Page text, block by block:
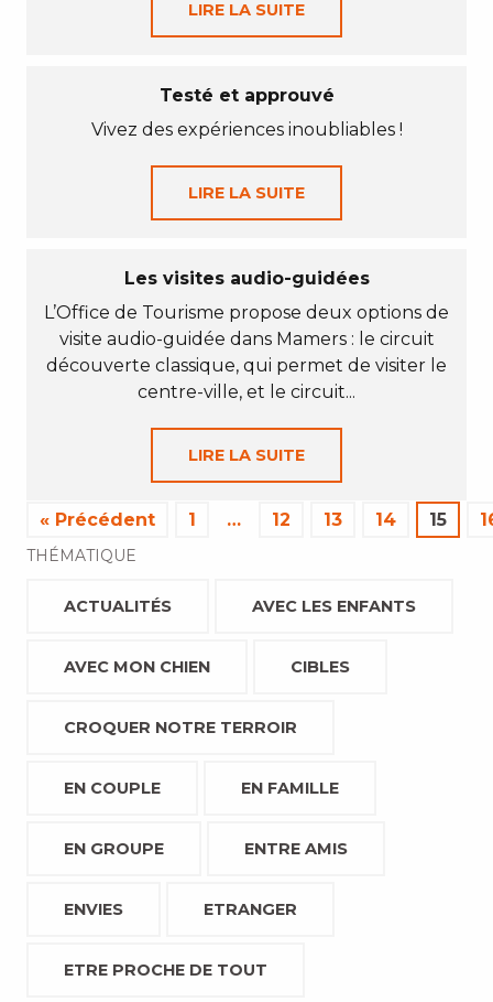
LIRE LA SUITE
Testé et approuvé
Vivez des expériences inoubliables !
LIRE LA SUITE
Les visites audio-guidées
L’Office de Tourisme propose deux options de
visite audio-guidée dans Mamers : le circuit
découverte classique, qui permet de visiter le
centre-ville, et le circuit...
LIRE LA SUITE
« Précédent 1 … 12 13 14 15
THÉMATIQUE
ACTUALITÉS AVEC LES ENFANTS
AVEC MON CHIEN CIBLES
CROQUER NOTRE TERROIR
EN COUPLE EN FAMILLE
EN GROUPE ENTRE AMIS
ENVIES ETRANGER
ETRE PROCHE DE TOUT